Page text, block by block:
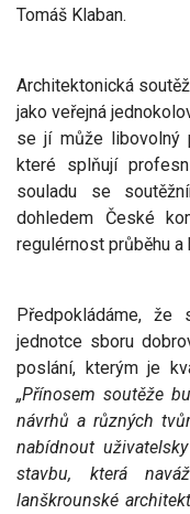
Tomáš Klaban.
Architektonická
jako veřejná
se jí může libovolný
které splňují
souladu se
dohledem České
regulérnost průběhu a
Předpokládáme,
jednotce sboru
poslání, kterým je
„Přínosem soutěže
návrhů a různých
nabídnout
stavbu, která
lanškrounské